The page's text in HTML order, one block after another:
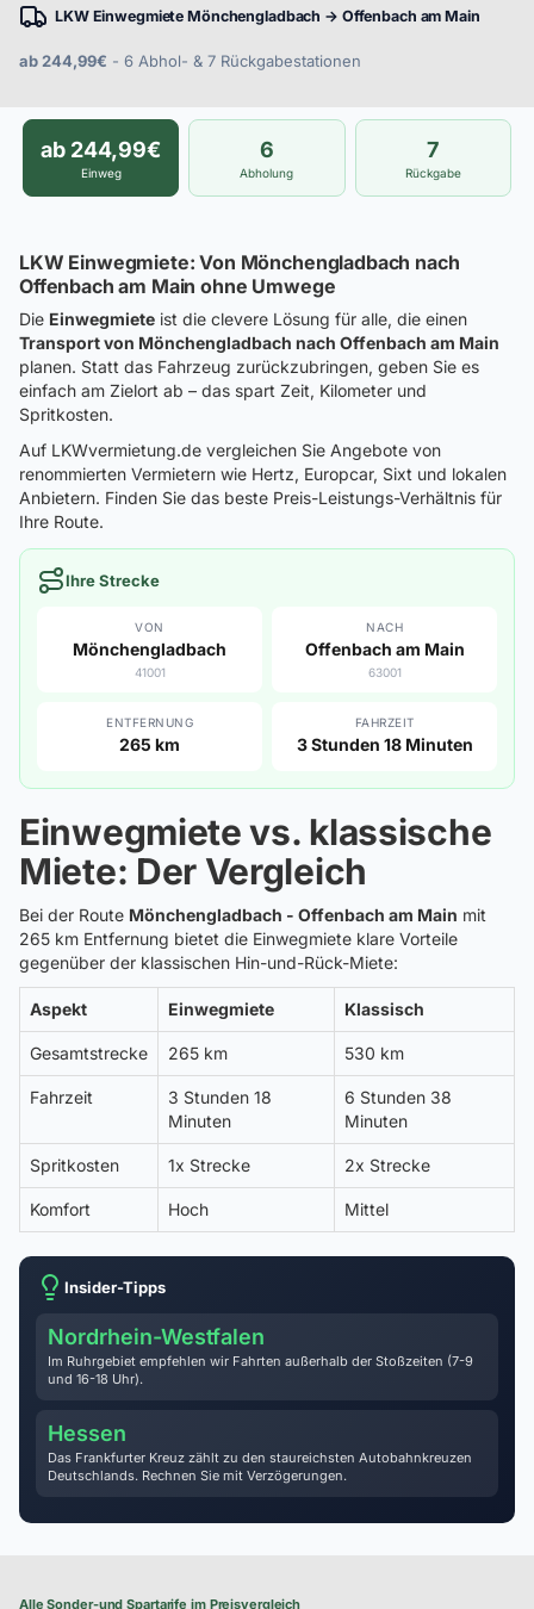
LKW Einwegmiete Mönchengladbach → Offenbach am Main
ab 244,99€ - 6 Abhol- & 7 Rückgabestationen
ab 244,99€
Einweg
6
Abholung
7
Rückgabe
LKW Einwegmiete: Von Mönchengladbach nach
Offenbach am Main ohne Umwege
Die Einwegmiete ist die clevere Lösung für alle, die einen
Transport von Mönchengladbach nach Offenbach am Main
planen. Statt das Fahrzeug zurückzubringen, geben Sie es
einfach am Zielort ab – das spart Zeit, Kilometer und
Spritkosten.
Auf LKWvermietung.de vergleichen Sie Angebote von
renommierten Vermietern wie Hertz, Europcar, Sixt und lokalen
Anbietern. Finden Sie das beste Preis-Leistungs-Verhältnis für
Ihre Route.
Ihre Strecke
VON
Mönchengladbach
41001
NACH
Offenbach am Main
63001
ENTFERNUNG
265 km
FAHRZEIT
3 Stunden 18 Minuten
Einwegmiete vs. klassische
Miete: Der Vergleich
Bei der Route Mönchengladbach - Offenbach am Main mit
265 km Entfernung bietet die Einwegmiete klare Vorteile
gegenüber der klassischen Hin-und-Rück-Miete:
Aspekt Einwegmiete Klassisch
Gesamtstrecke 265 km 530 km
Fahrzeit
3 Stunden 18
Minuten
6 Stunden 38
Minuten
Spritkosten 1x Strecke 2x Strecke
Komfort Hoch Mittel
Insider-Tipps
Nordrhein-Westfalen
Im Ruhrgebiet empfehlen wir Fahrten außerhalb der Stoßzeiten (7-9
und 16-18 Uhr).
Hessen
Das Frankfurter Kreuz zählt zu den staureichsten Autobahnkreuzen
Deutschlands. Rechnen Sie mit Verzögerungen.
Alle Sonder-und Spartarife im Preisvergleich